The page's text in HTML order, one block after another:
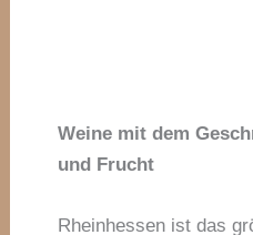
Weine mit dem
und Frucht
Rheinhessen ist das